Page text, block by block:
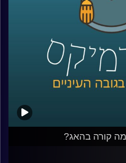
ד״ר יעל הדס ראשת התכניות
באוניברסיטת רייכמן.
קורה בהאג?